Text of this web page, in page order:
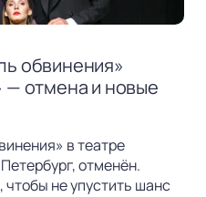
обвинения»
— отмена и новые
в театре
отменён.
не упустить шанс